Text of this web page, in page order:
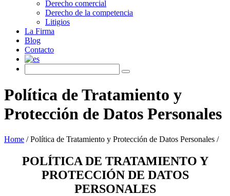
Derecho comercial
Derecho de la competencia
Litigios
La Firma
Blog
Contacto
Política de Tratamiento y
Protección de Datos Personales
Home /Política de Tratamiento y Protección de Datos Personales /
POLÍTICA DE TRATAMIENTO Y
PROTECCIÓN DE DATOS
PERSONALES